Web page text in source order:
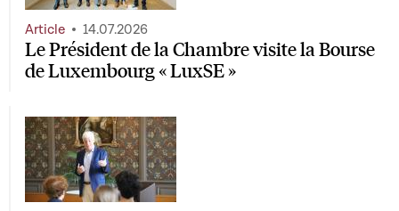
Le Président de la Chambre visite la Bourse
de Luxembourg « LuxSE »
Article 14.07.2026